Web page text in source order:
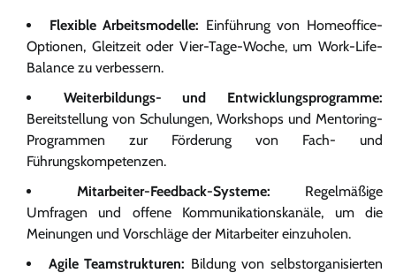
Flexible Arbeitsmodelle: Einführung von Homeoffice-
Optionen, Gleitzeit oder Vier-Tage-Woche, um Work-Life-
Balance zu verbessern.
Weiterbildungs- und Entwicklungsprogramme:
Bereitstellung von Schulungen, Workshops und Mentoring-
Programmen zur Förderung von Fach- und
Führungskompetenzen.
Mitarbeiter-Feedback-Systeme: Regelmäßige
Umfragen und offene Kommunikationskanäle, um die
Meinungen und Vorschläge der Mitarbeiter einzuholen.
Agile Teamstrukturen: Bildung von selbstorganisierten